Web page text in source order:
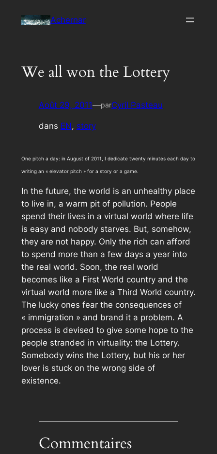
Achernar
We all won the Lottery
Août 29, 2011—parCyril Pasteau
dans EN, story
One pitch a day: in August of 2011, I dedicate twenty minutes each day to
writing an « elevator pitch» for a story or a game.
In the future, the world is an unhealthy place
to live in, a warm pit of pollution. People
spend their lives in a virtual world where life
is easy and nobody starves. But, somehow,
they are not happy. Only the rich can afford
to spend more than a few days a year into
the real world. Soon, the real world
becomes like a First World country and the
virtual world more like a Third World country.
The lucky ones fear the consequences of
« immigration » and brand it a problem. A
process is devised to give some hope to the
people stranded in virtuality: the Lottery.
Somebody wins the Lottery, but his or her
lover is stuck on the wrong side of
existence.
Commentaires